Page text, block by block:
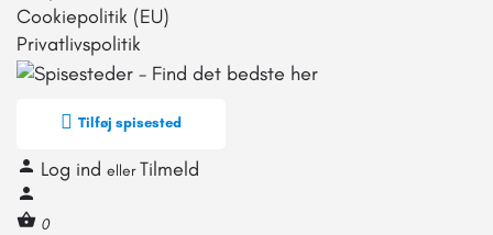
Cookiepolitik (EU)
Privatlivspolitik
Tilføj spisested
Log ind eller Tilmeld
0